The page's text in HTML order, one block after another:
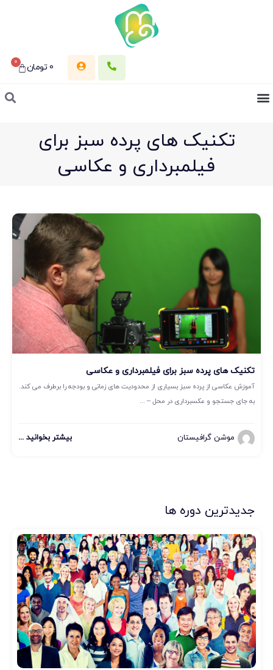
0 تومان 0
تکنیک های پرده سبز برای
فیلمبرداری و عکاسی
تکنیک های پرده سبز برای فیلمبرداری و عکاسی
آموزش عکاسی از پرده سبز بسیاری از محدودیت های زمانی و بودجه را برطرف می کند.
به جای جستجو و عکسبرداری در محل – ...
موشن گرافیستان بیشتر بخوانید ...
جدیدترین دوره ها